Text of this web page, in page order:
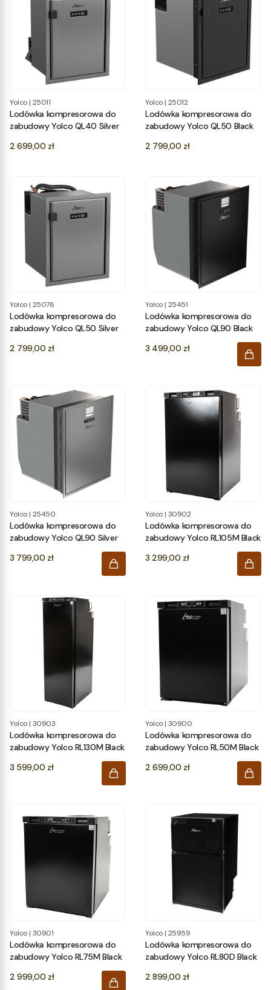
Yolco | 25011
Lodówka kompresorowa do
zabudowy Yolco QL40 Silver
Cena
2 699,00 zł
Yolco | 25012
Lodówka kompresorowa do
zabudowy Yolco QL50 Black
Cena
2 799,00 zł
Yolco | 25078
Lodówka kompresorowa do
zabudowy Yolco QL50 Silver
Cena
2 799,00 zł
Yolco | 25451
Lodówka kompresorowa do
zabudowy Yolco QL90 Black
Cena
3 499,00 zł
Yolco | 25450
Lodówka kompresorowa do
zabudowy Yolco QL90 Silver
Cena
3 799,00 zł
Yolco | 30902
Lodówka kompresorowa do
zabudowy Yolco RL105M Black
Cena
3 299,00 zł
Yolco | 30903
Lodówka kompresorowa do
zabudowy Yolco RL130M Black
Cena
3 599,00 zł
Yolco | 30900
Lodówka kompresorowa do
zabudowy Yolco RL50M Black
Cena
2 699,00 zł
Yolco | 30901
Lodówka kompresorowa do
zabudowy Yolco RL75M Black
Cena
2 999,00 zł
Yolco | 25959
Lodówka kompresorowa do
zabudowy Yolco RL80D Black
Cena
2 899,00 zł